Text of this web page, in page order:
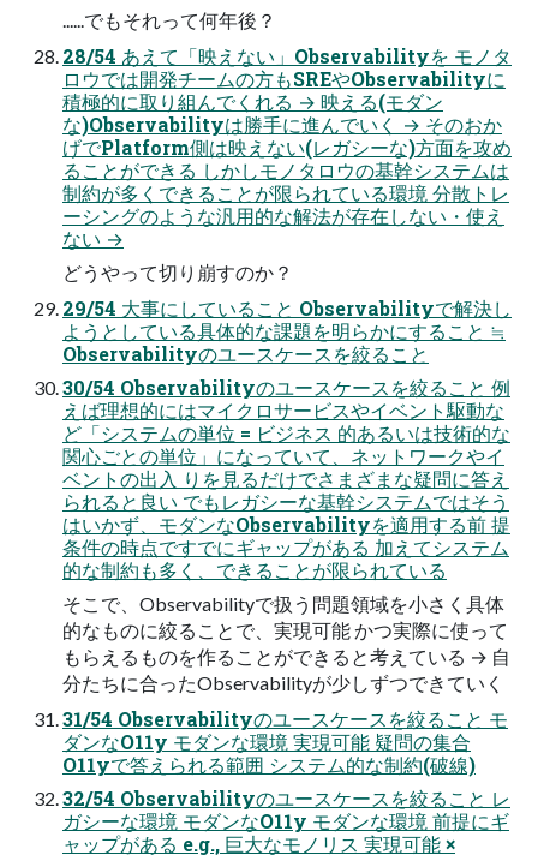
......でもそれって何年後？
28/54 あえて「映えない」Observabilityを モノタ
ロウでは開発チームの方もSREやObservabilityに
積極的に取り組んでくれる → 映える(モダン
な)Observabilityは勝手に進んでいく → そのおか
げでPlatform側は映えない(レガシーな)方面を攻め
ることができる しかしモノタロウの基幹システムは
制約が多くできることが限られている環境 分散トレ
ーシングのような汎用的な解法が存在しない・使え
ない →
どうやって切り崩すのか？
29/54 大事にしていること Observabilityで解決し
ようとしている具体的な課題を明らかにすること ≒
Observabilityのユースケースを絞ること
30/54 Observabilityのユースケースを絞ること 例
えば理想的にはマイクロサービスやイベント駆動な
ど「システムの単位 = ビジネス 的あるいは技術的な
関心ごとの単位」になっていて、ネットワークやイ
ベントの出入 りを見るだけでさまざまな疑問に答え
られると良い でもレガシーな基幹システムではそう
はいかず、モダンなObservabilityを適用する前 提
条件の時点ですでにギャップがある 加えてシステム
的な制約も多く、できることが限られている
そこで、Observabilityで扱う問題領域を小さく具体
的なものに絞ることで、実現可能 かつ実際に使って
もらえるものを作ることができると考えている → 自
分たちに合ったObservabilityが少しずつできていく
31/54 Observabilityのユースケースを絞ること モ
ダンなO11y モダンな環境 実現可能 疑問の集合
O11yで答えられる範囲 システム的な制約(破線)
32/54 Observabilityのユースケースを絞ること レ
ガシーな環境 モダンなO11y モダンな環境 前提にギ
ャップがある e.g., 巨大なモノリス 実現可能 ×